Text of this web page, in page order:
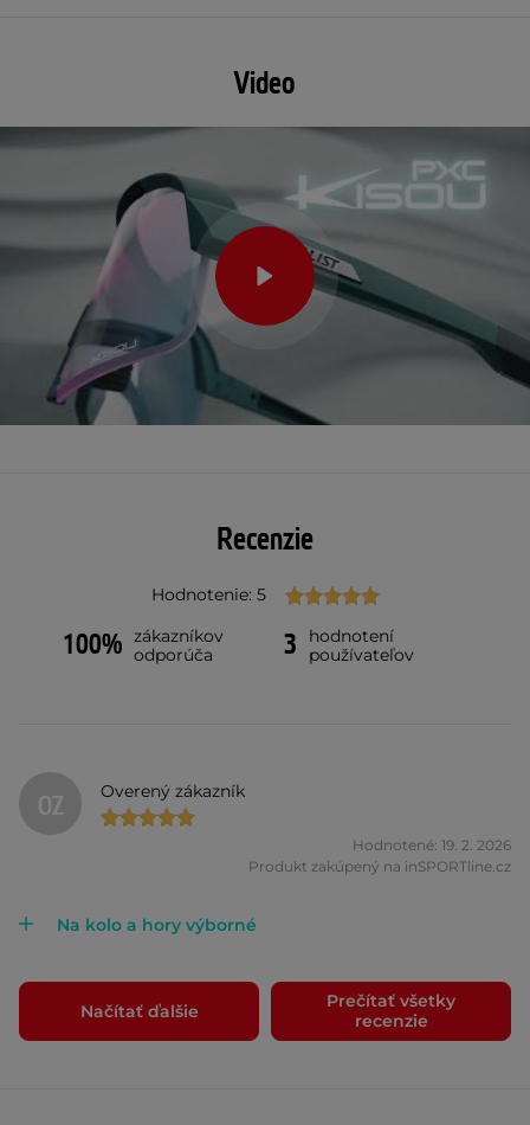
Video
Recenzie
Hodnotenie: 5
100% zákazníkov
odporúča
3
hodnotení
používateľov
OZ Overený zákazník
Hodnotené: 19. 2. 2026
Produkt zakúpený na inSPORTline.cz
Na kolo a hory výborné
Načítať ďalšie
Prečítať všetky
recenzie